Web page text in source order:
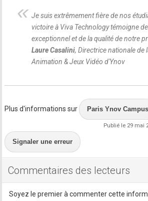
Je suis extrêmement fière de nos
victoire à Viva Technology témoigne
exceptionnel et de la qualité de notre
Laure Casalini, Directrice nationale de
Animation & Jeux Vidéo d'Ynov
Plus d'informations sur Paris Ynov Campus
Publié le 29 mai
Signaler une erreur
Commentaires des lecteurs
Soyez le premier à commenter cette